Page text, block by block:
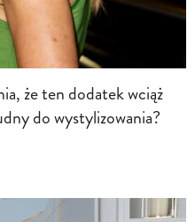
że ten dodatek wciąż
do wystylizowania?